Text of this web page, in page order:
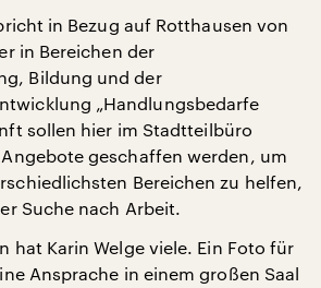
in Bezug auf Rotthausen von
in Bereichen der
Bildung und der
„Handlungsbedarfe
sollen hier im Stadtteilbüro
geschaffen werden, um
Bereichen zu helfen,
Suche nach Arbeit.
hat Karin Welge viele. Ein Foto für
Ansprache in einem großen Saal